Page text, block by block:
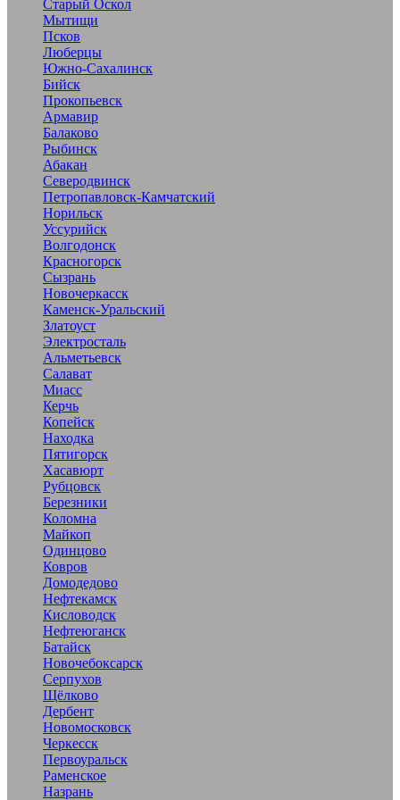
Старый Оскол
Мытищи
Псков
Люберцы
Южно-Сахалинск
Бийск
Прокопьевск
Армавир
Балаково
Рыбинск
Абакан
Северодвинск
Петропавловск-Камчатский
Норильск
Уссурийск
Волгодонск
Красногорск
Сызрань
Новочеркасск
Каменск-Уральский
Златоуст
Электросталь
Альметьевск
Салават
Миасс
Керчь
Копейск
Находка
Пятигорск
Хасавюрт
Рубцовск
Березники
Коломна
Майкоп
Одинцово
Ковров
Домодедово
Нефтекамск
Кисловодск
Нефтеюганск
Батайск
Новочебоксарск
Серпухов
Щёлково
Дербент
Новомосковск
Черкесск
Первоуральск
Раменское
Назрань